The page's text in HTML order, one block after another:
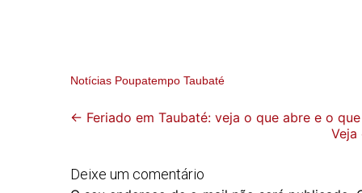
Notícias Poupatempo Taubaté
Post
← Feriado em Taubaté: veja o que abre e o
Deixe um comentário